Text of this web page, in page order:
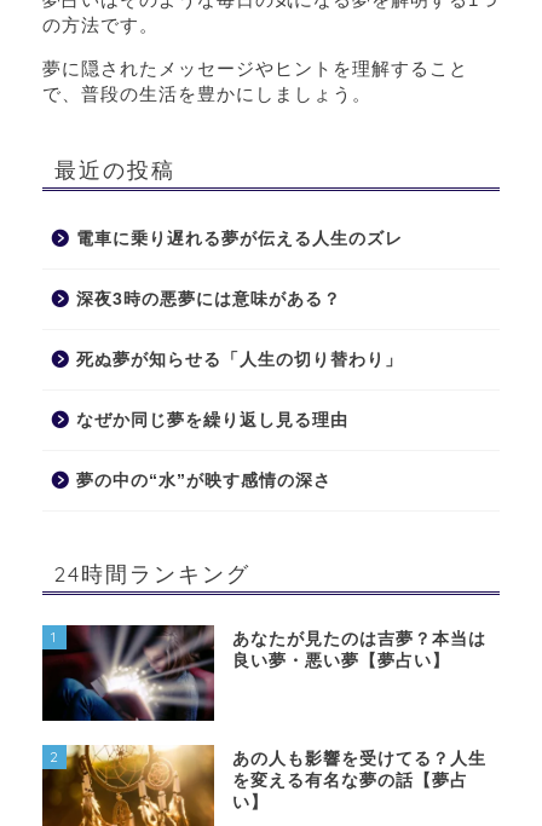
の方法です。
夢に隠されたメッセージやヒントを理解すること
で、普段の生活を豊かにしましょう。
最近の投稿
電車に乗り遅れる夢が伝える人生のズレ
深夜3時の悪夢には意味がある？
死ぬ夢が知らせる「人生の切り替わり」
なぜか同じ夢を繰り返し見る理由
夢の中の“水”が映す感情の深さ
24時間ランキング
1
あなたが見たのは吉夢？本当は
良い夢・悪い夢【夢占い】
2
あの人も影響を受けてる？人生
を変える有名な夢の話【夢占
い】